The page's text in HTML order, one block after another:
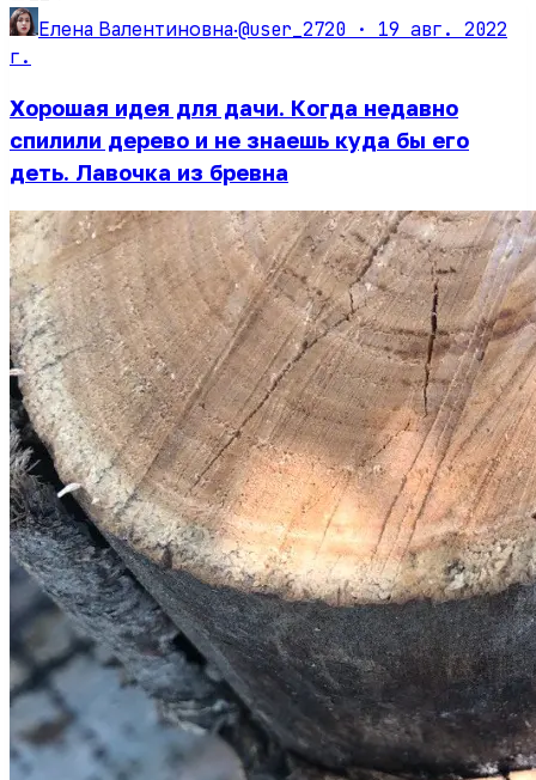
Елена Валентиновна·@user_2720 · 19 авг. 2022
г.
Хорошая идея для дачи. Когда недавно
спилили дерево и не знаешь куда бы его
деть. Лавочка из бревна